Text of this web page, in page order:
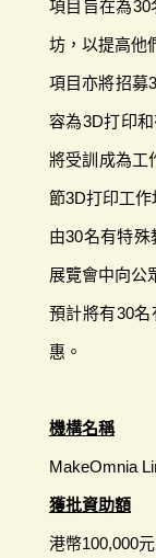
項目旨在為
坊，以提高他
項目亦將招募
容為3D打印
將受訓成為工
節3D打印工作
由30名有特
展覽會中向公
預計將有30
惠。
機構名稱
MakeOmnia
獲批資助額
港幣100,000元